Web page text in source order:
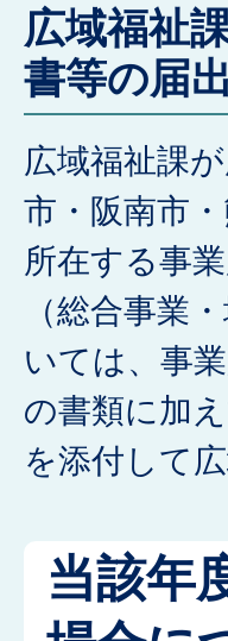
広域福祉
書等の届
広域福祉課
市・阪南市
所在する事
（総合事業
いては、事
の書類に加え
を添付して
当該年